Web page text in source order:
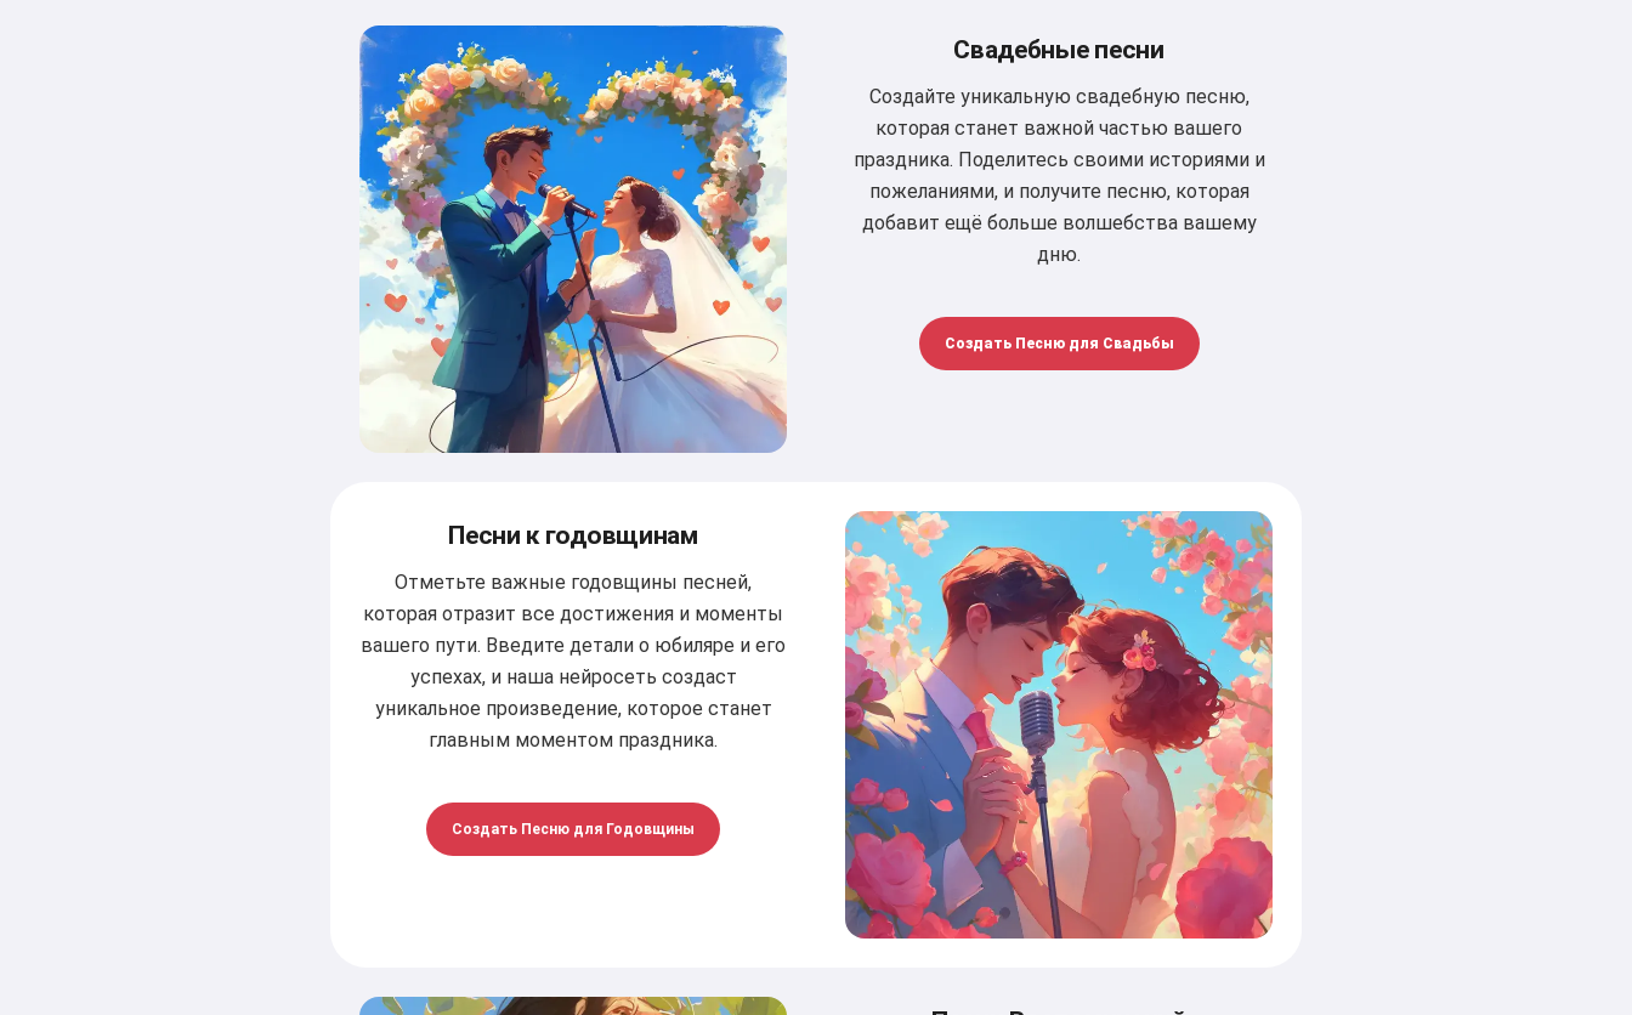
Свадебные песни
Создайте уникальную свадебную песню,
которая станет важной частью вашего
праздника. Поделитесь своими историями и
пожеланиями, и получите песню, которая
добавит ещё больше волшебства вашему
дню.
Создать Песню для Свадьбы
Песни к годовщинам
Отметьте важные годовщины песней,
которая отразит все достижения и моменты
вашего пути. Введите детали о юбиляре и его
успехах, и наша нейросеть создаст
уникальное произведение, которое станет
главным моментом праздника.
Создать Песню для Годовщины